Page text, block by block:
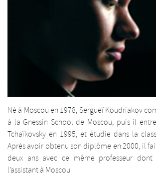
Né à Moscou en 1978, Sergueï Koudriakov
à la Gnessin School de Moscou, puis il
Tchaïkovsky en 1995, et étudie dans la
Après avoir obtenu son diplôme en 2000, il
deux ans avec ce même professeur dont
l’assistant à Moscou